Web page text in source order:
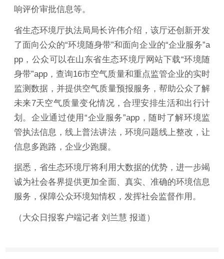
响评价审批信息等。
省生态环境厅执法局局长许伟介绍，该厅还创新开发
了面向公众的“环境随身带”和面向企业的“企业服务”a
pp，公众可以在山东省生态环境厅网站下载“环境随
身带”app，查询16市空气质量和重点监管企业的实时
监测数据，并提供空气质量预报服务，帮助公众了解
未来7天空气质量变化情况，合理安排生活和出行计
划。企业通过使用“企业服务”app，随时了解环境监
管执法信息，线上普法讲法，环境问题线上整改，让
信息多跑路，企业少跑腿。
据悉，省生态环境厅将利用大数据的优势，进一步竭
诚为社会各界提供更加全面、真实、准确的环境信息
服务，保障公众环境知情权，发挥社会监督作用。
（大众日报客户端记者 刘兰慧 报道）